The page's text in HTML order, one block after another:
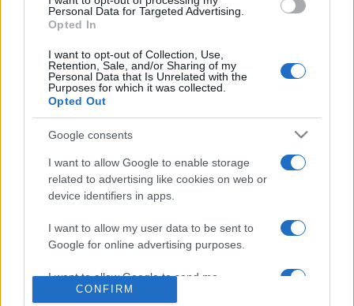
Personal Data for Targeted Advertising.
Opted In
I want to opt-out of Collection, Use,
Retention, Sale, and/or Sharing of my
Personal Data that Is Unrelated with the
Purposes for which it was collected.
Opted Out
Google consents
I want to allow Google to enable storage
related to advertising like cookies on web or
device identifiers in apps.
I want to allow my user data to be sent to
Google for online advertising purposes.
I want to allow Google to send me
personalized advertising.
CONFIRM
A zárókoncerten a Janoska Ensemble a négy nagy B – Bach,
Beethoven, Brahms és Bartók – zenéje mellett megidéz egy
ötödik nagy B-t, Leonard Bernsteint is.
PROGRAM
MEGOSZTÁS